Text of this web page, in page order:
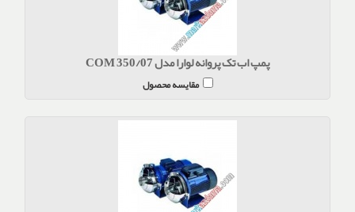
پمپ اب تک پروانه لوارا مدل COM 350/07
مقایسه محصول